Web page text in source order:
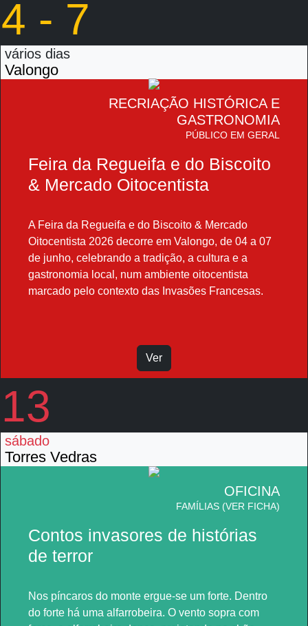
4 - 7
vários dias
Valongo
RECRIAÇÃO HISTÓRICA E
GASTRONOMIA
PÚBLICO EM GERAL
Feira da Regueifa e do Biscoito
& Mercado Oitocentista
A Feira da Regueifa e do Biscoito & Mercado
Oitocentista 2026 decorre em Valongo, de 04 a 07
de junho, celebrando a tradição, a cultura e a
gastronomia local, num ambiente oitocentista
marcado pelo contexto das Invasões Francesas.
Ver
13
sábado
Torres Vedras
OFICINA
FAMÍLIAS (VER FICHA)
Contos invasores de histórias
de terror
Nos píncaros do monte ergue-se um forte. Dentro
do forte há uma alfarrobeira. O vento sopra com